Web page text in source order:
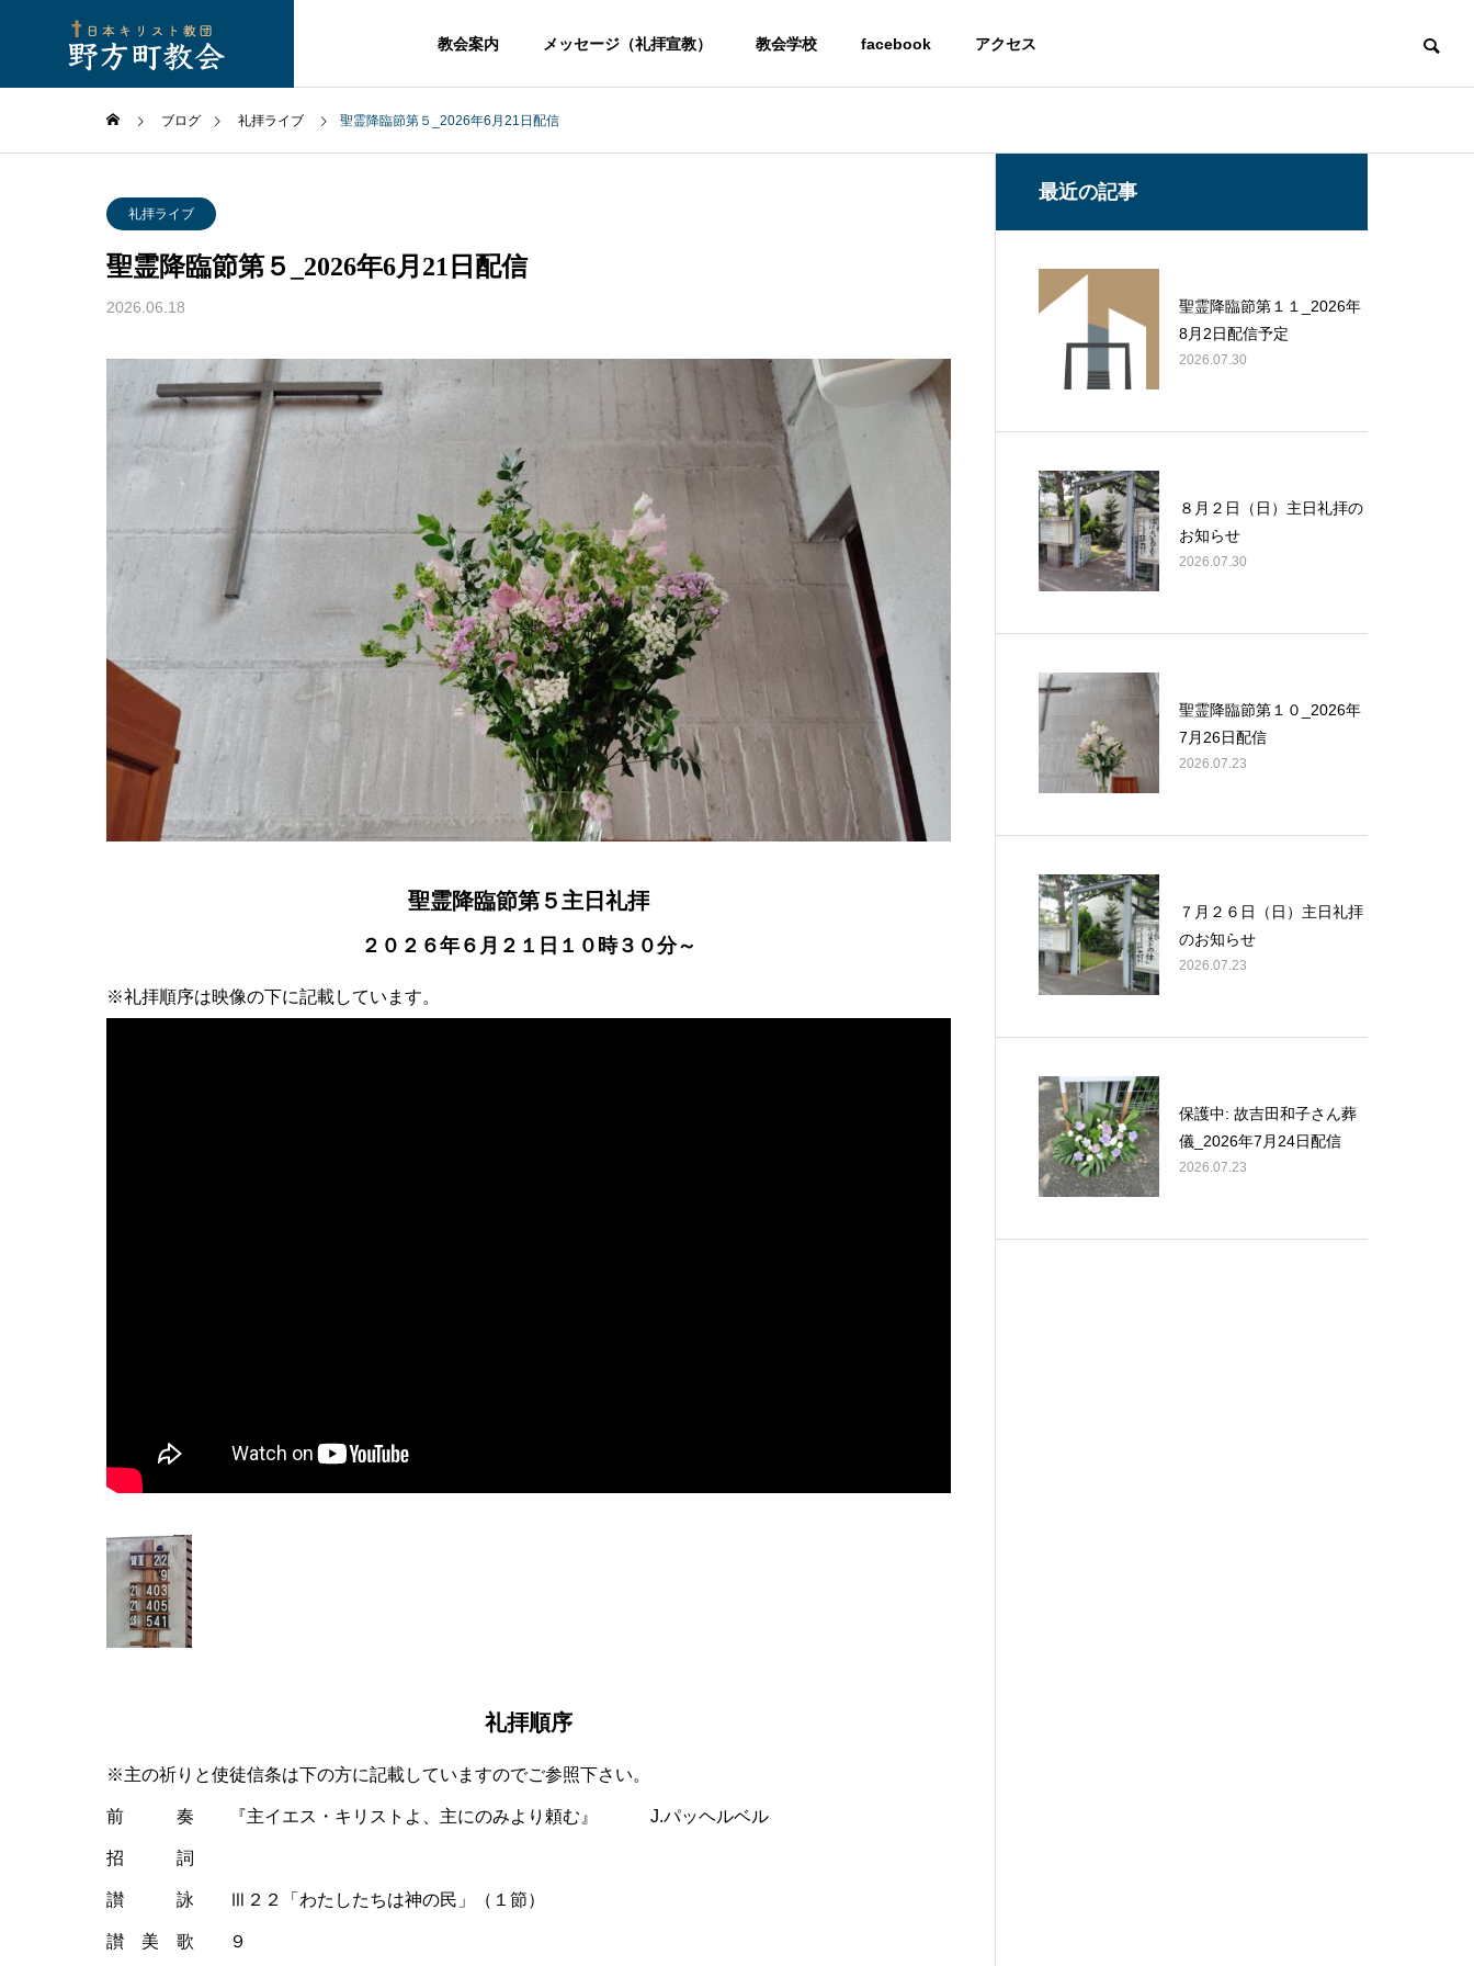
教会案内 メッセージ（礼拝宣教） 教会学校 facebook アクセス
ブログ 礼拝ライブ 聖霊降臨節第５_2026年6月21日配信
礼拝ライブ
聖霊降臨節第５_2026年6月21日配信
2026.06.18
聖霊降臨節第５主日礼拝
２０２６年６月２１日１０時３０分～
※礼拝順序は映像の下に記載しています。
礼拝順序
※主の祈りと使徒信条は下の方に記載していますのでご参照下さい。
前 奏 『主イエス・キリストよ、主にのみより頼む』 J.パッヘルベル
招 詞
讃 詠 Ⅲ２２「わたしたちは神の民」（１節）
讃 美 歌 ９
最近の記事
聖霊降臨節第１１_2026年
8月2日配信予定
2026.07.30
８月２日（日）主日礼拝の
お知らせ
2026.07.30
聖霊降臨節第１０_2026年
7月26日配信
2026.07.23
７月２６日（日）主日礼拝
のお知らせ
2026.07.23
保護中: 故吉田和子さん葬
儀_2026年7月24日配信
2026.07.23